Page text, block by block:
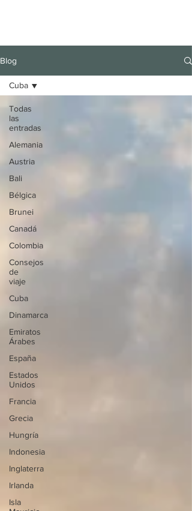
Blog
Todas
las
entradas
Alemania
Austria
Bali
Bélgica
Brunei
Canadá
Colombia
Consejos
de
viaje
Cuba
Dinamarca
Emiratos
Árabes
España
Estados
Unidos
Francia
Grecia
Hungría
Indonesia
Inglaterra
Irlanda
Isla
Cuba